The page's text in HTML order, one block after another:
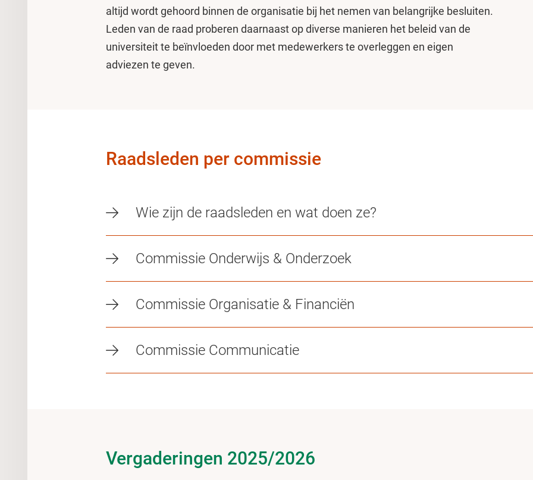
altijd wordt gehoord binnen de organisatie bij het nemen van belangrijke besluiten.
Leden van de raad proberen daarnaast op diverse manieren het beleid van de
universiteit te beïnvloeden door met medewerkers te overleggen en eigen
adviezen te geven.
Raadsleden per commissie
Wie zijn de raadsleden en wat doen ze?
Commissie Onderwijs & Onderzoek
Commissie Organisatie & Financiën
Commissie Communicatie
Vergaderingen 2025/2026